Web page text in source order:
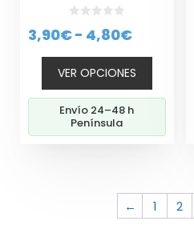
d
3,90€- 4,80€Rango
de
precios:
desde
3,90€
hasta
VER OPCIONES
página
de
producto
Envío 24–48 h
Península
← 1 2